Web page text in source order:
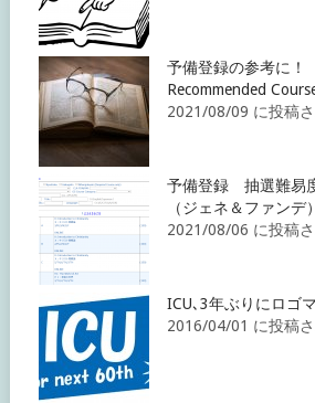
予備登録の参考に！
Recommended
2021/08/09 に投稿
予備登録 抽選難易
（ジェネ＆ファン
2021/08/06 に投稿
ICU､3年ぶりにロゴ
2016/04/01 に投稿